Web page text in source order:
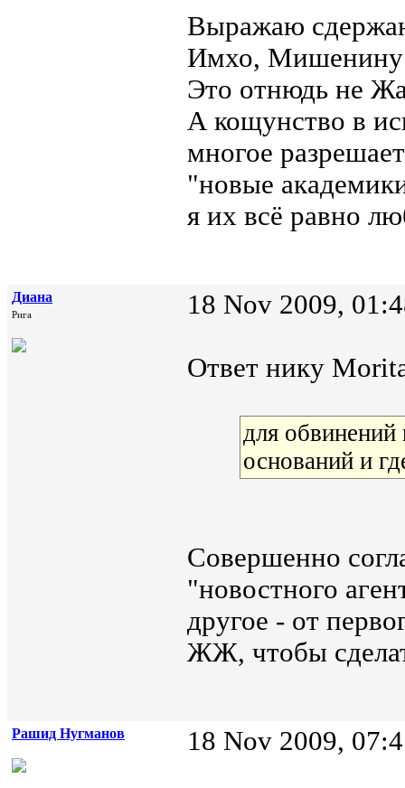
Выражаю
Имхо, Мишенину
Это отнюдь не
А кощунство в
многое
"новые
я их всё равно
Диана
Рига 18 Nov 2009,
Ответ нику
для
оснований и
Совершенно
"новостного
другое - от
ЖЖ, чтобы
Рашид Нугманов 18 Nov 2009,